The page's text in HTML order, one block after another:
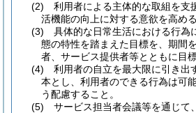
(2)
利用者による主体的な取組を支
活機能の向上に対する意欲を高め
(3)
具体的な日常生活における行為
態の特性を踏まえた目標を、期間
者、サービス提供者等とともに目
(4)
利用者の自立を最大限に引き出
本とし、利用者のできる行為は可
う配慮すること。
(5)
サービス担当者会議等を通じて